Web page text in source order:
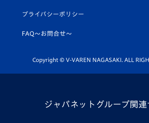
平和祈念活動
ホームタウン活動
スクール
公式LINE＠
プライバシーポリシー
FAQ〜お問合せ〜
Copyright © V-VAREN NAGASAKI. ALL
ジャパネットグループ関連